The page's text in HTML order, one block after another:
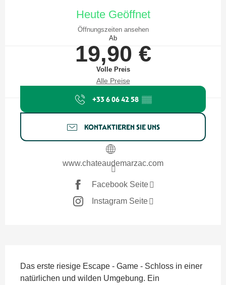
Heute Geöffnet
Öffnungszeiten ansehen
Ab
19,90 €
Volle Preis
Alle Preise
+33 6 06 42 58 ▒▒
KONTAKTIEREN SIE UNS
www.chateaudemarzac.com
Facebook Seite
Instagram Seite
Das erste riesige Escape - Game - Schloss in einer
natürlichen und wilden Umgebung. Ein